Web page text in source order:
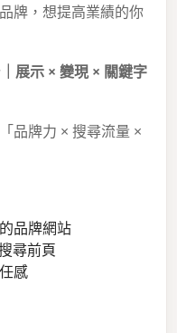
牌，想提高業績的你
展示 × 變現 × 關鍵字
品牌力 × 搜尋流量 ×
品牌網站
尋前頁
感